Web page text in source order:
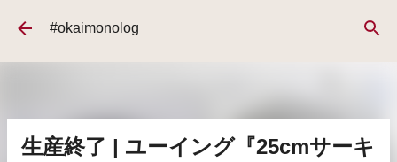
スキップしてメイン コンテンツに移動
#okaimonolog
生産終了 | ユーイング『25cmサーキ